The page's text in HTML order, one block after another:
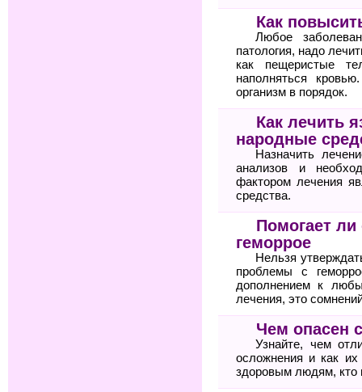
Как
Любое
патология, надо
как пещеристые
наполняться
организм в порядок.
Как лечить
народные
Назначить
анализов и
фактором лечения
средства.
Помогает
геморрое
Нельзя
проблемы с
дополнением к
лечения, это
Чем опасен
Узнайте, чем
осложнения и как
здоровым людям, кто